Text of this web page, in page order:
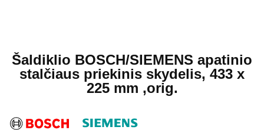
Šaldiklio BOSCH/SIEMENS apatinio
stalčiaus priekinis skydelis, 433 x
225 mm ,orig.